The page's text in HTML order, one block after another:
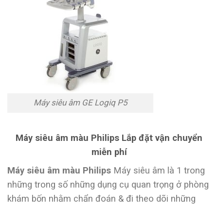
Máy siêu âm GE Logiq P5
Máy siêu âm màu Philips Lắp đặt vận chuyển
miễn phí
Máy siêu âm màu Philips Máy siêu âm là 1 trong
những trong số những dụng cụ quan trọng ở phòng
khám bốn nhằm chẩn đoán & đi theo dõi những